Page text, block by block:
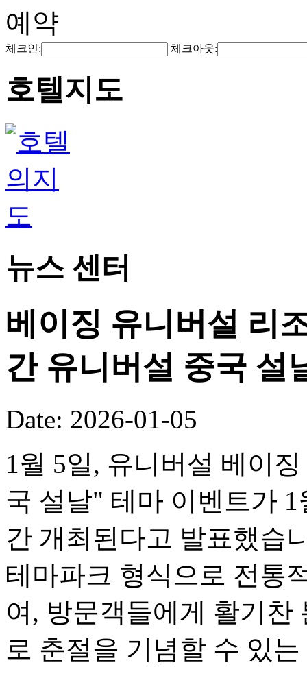
예약
체크인: 체크아웃:
호텔지도
뉴스 센터
베이징 유니버설 리
간 유니버설 중국 설
Date: 2026-01-05
1월 5일, 유니버설 베이
국 설날" 테마 이벤트가
간 개최된다고 발표했습
테마파크 형식으로 전통
여, 방문객들에게 활기찬
로 춘절을 기념할 수 있